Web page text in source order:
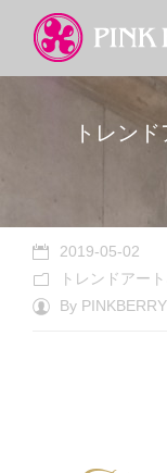
トレン
2019-05-02
トレンドアー
By PINKBERRY